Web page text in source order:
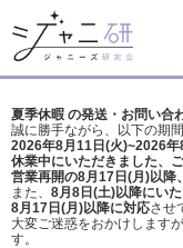
夏季休暇 の発送・お問い合
誠に勝手ながら、以下の期
2026年8月11日(火)~2026
休業中にいただきました、
営業再開の8月17日(月)以降
また、 8月8日(土)以降にい
8月17日(月)以降に対応させ
大変ご迷惑をおかけしますが
す。